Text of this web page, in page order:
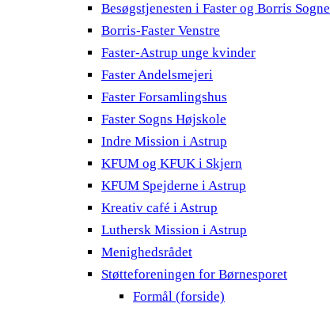
Besøgstjenesten i Faster og Borris Sogne
Borris-Faster Venstre
Faster-Astrup unge kvinder
Faster Andelsmejeri
Faster Forsamlingshus
Faster Sogns Højskole
Indre Mission i Astrup
KFUM og KFUK i Skjern
KFUM Spejderne i Astrup
Kreativ café i Astrup
Luthersk Mission i Astrup
Menighedsrådet
Støtteforeningen for Børnesporet
Formål (forside)